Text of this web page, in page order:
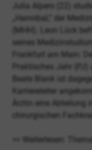
Julia Alpers (22)
„HannibaL“ der
(MHH). Leon Lück
seines
Frankfurt am Main:
Praktisches Jahr
Beate Blank ist
Karriereleiter
Ärztin eine Abteilung
chirurgischen
>> Weiterlesen: